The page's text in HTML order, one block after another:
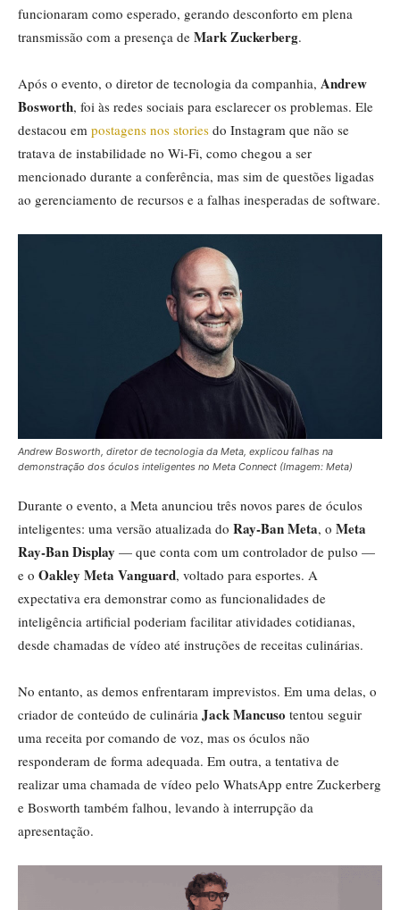
funcionaram como esperado, gerando desconforto em plena
transmissão com a presença de Mark Zuckerberg.
Após o evento, o diretor de tecnologia da companhia, Andrew
Bosworth, foi às redes sociais para esclarecer os problemas. Ele
destacou em postagens nos stories do Instagram que não se
tratava de instabilidade no Wi-Fi, como chegou a ser
mencionado durante a conferência, mas sim de questões ligadas
ao gerenciamento de recursos e a falhas inesperadas de software.
Andrew Bosworth, diretor de tecnologia da Meta, explicou falhas na
demonstração dos óculos inteligentes no Meta Connect (Imagem: Meta)
Durante o evento, a Meta anunciou três novos pares de óculos
inteligentes: uma versão atualizada do Ray-Ban Meta, o Meta
Ray-Ban Display — que conta com um controlador de pulso —
e o Oakley Meta Vanguard, voltado para esportes. A
expectativa era demonstrar como as funcionalidades de
inteligência artificial poderiam facilitar atividades cotidianas,
desde chamadas de vídeo até instruções de receitas culinárias.
No entanto, as demos enfrentaram imprevistos. Em uma delas, o
criador de conteúdo de culinária Jack Mancuso tentou seguir
uma receita por comando de voz, mas os óculos não
responderam de forma adequada. Em outra, a tentativa de
realizar uma chamada de vídeo pelo WhatsApp entre Zuckerberg
e Bosworth também falhou, levando à interrupção da
apresentação.